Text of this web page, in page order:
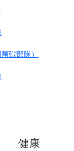
675人の村民が皆殺
人と書かれている
ネグリセンビラン州だ
となっていますし、
ランゴ－ル州(ネグリ
戦部隊）
健康